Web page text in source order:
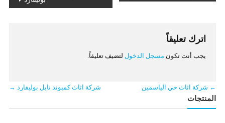
اترك تعليقاً
يجب أنت تكون مسجل الدخول لتضيف تعليقاً.
← شركة اثاث حي الياسمين شركة اثاث كمبوند نايل بوليفارد →
المنتجات